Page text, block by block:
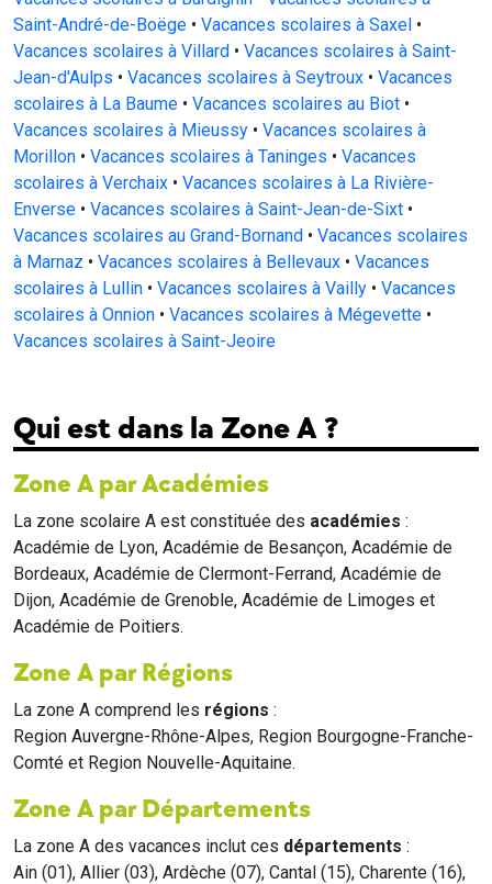
Saint-André-de-Boëge • Vacances scolaires à Saxel •
Vacances scolaires à Villard • Vacances scolaires à Saint-
Jean-d'Aulps • Vacances scolaires à Seytroux • Vacances
scolaires à La Baume • Vacances scolaires au Biot •
Vacances scolaires à Mieussy • Vacances scolaires à
Morillon • Vacances scolaires à Taninges • Vacances
scolaires à Verchaix • Vacances scolaires à La Rivière-
Enverse • Vacances scolaires à Saint-Jean-de-Sixt •
Vacances scolaires au Grand-Bornand • Vacances scolaires
à Marnaz • Vacances scolaires à Bellevaux • Vacances
scolaires à Lullin • Vacances scolaires à Vailly • Vacances
scolaires à Onnion • Vacances scolaires à Mégevette •
Vacances scolaires à Saint-Jeoire
Qui est dans la Zone A ?
Zone A par Académies
La zone scolaire A est constituée des académies :
Académie de Lyon, Académie de Besançon, Académie de
Bordeaux, Académie de Clermont-Ferrand, Académie de
Dijon, Académie de Grenoble, Académie de Limoges et
Académie de Poitiers.
Zone A par Régions
La zone A comprend les régions :
Region Auvergne-Rhône-Alpes, Region Bourgogne-Franche-
Comté et Region Nouvelle-Aquitaine.
Zone A par Départements
La zone A des vacances inclut ces départements :
Ain (01), Allier (03), Ardèche (07), Cantal (15), Charente (16),